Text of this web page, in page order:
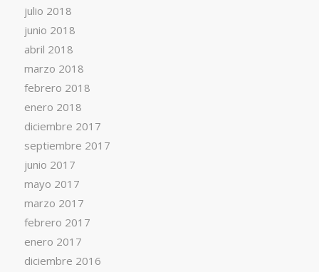
julio 2018
junio 2018
abril 2018
marzo 2018
febrero 2018
enero 2018
diciembre 2017
septiembre 2017
junio 2017
mayo 2017
marzo 2017
febrero 2017
enero 2017
diciembre 2016